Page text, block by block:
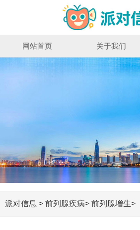
网站首页 关于我们
派对信息 > 前列腺疾病> 前列腺增生>